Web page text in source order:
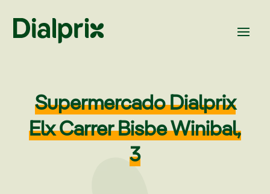
Supermercado Dialprix
Elx Carrer Bisbe Winibal,
3